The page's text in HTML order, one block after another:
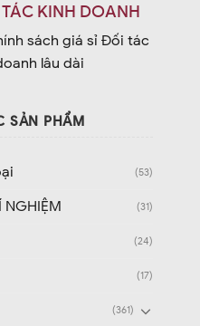
KINH DOANH
sách giá sỉ Đối tác
lâu dài
SẢN PHẨM
(53)
NGHIỆM (31)
(24)
(17)
(361)